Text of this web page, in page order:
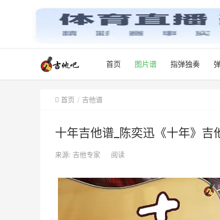
首页 图片谱 指弹独奏
首页 吉他谱
十年吉他谱_陈奕迅《十年》吉
来源: 吉他专家 阅读